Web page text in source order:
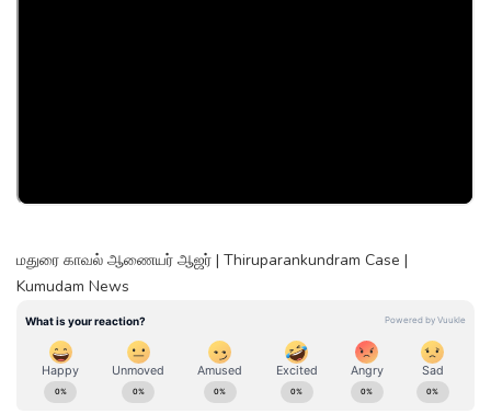
மதுரை காவல் ஆணையர் ஆஜர் | Thiruparankundram Case |
Kumudam News